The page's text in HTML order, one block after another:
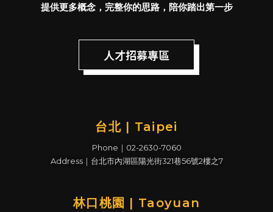
提供更多概念，完整你的思路，陪你踏出第一步
人才招募專區
台北 | Taipei
Phone｜02-2630-7060
Address｜台北市內湖區陽光街321巷56號2樓之7
林口桃園 | Taoyuan